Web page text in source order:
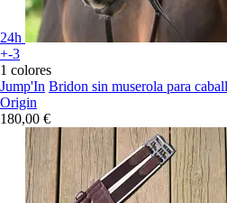
24h
+-3
1 colores
Jump'In Bridon sin muserola para
Origin
180,00 €